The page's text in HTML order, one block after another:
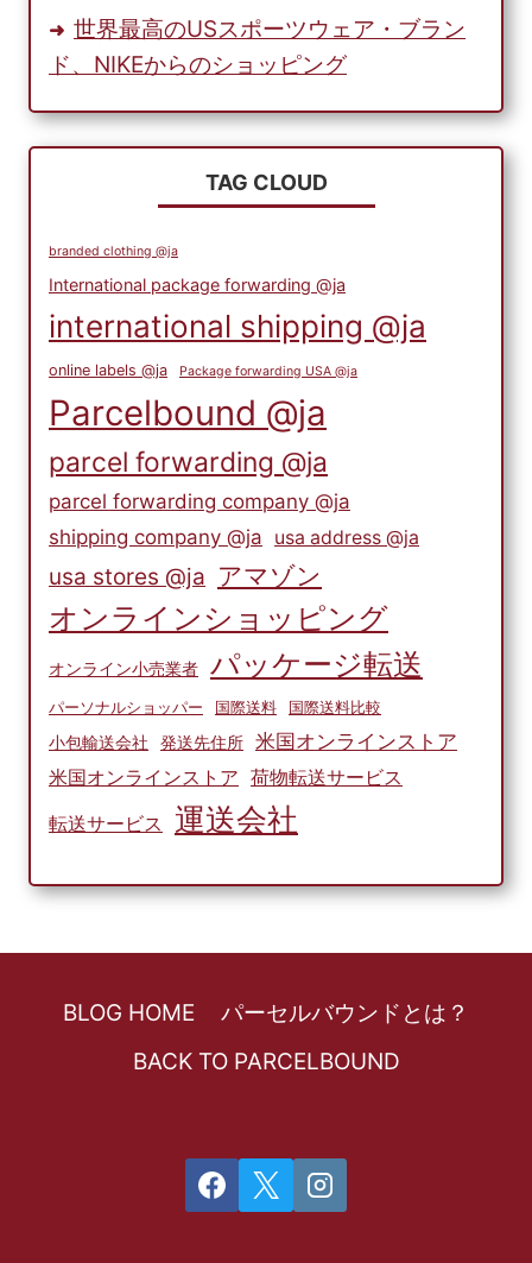
世界最高のUSスポーツウェア・ブラン
ド、NIKEからのショッピング
TAG CLOUD
branded clothing @ja
International package forwarding @ja
international shipping @ja
online labels @ja Package forwarding USA @ja
Parcelbound @ja
parcel forwarding @ja
parcel forwarding company @ja
shipping company @ja
usa address @ja
usa stores @ja アマゾン
オンラインショッピング
オンライン小売業者 パッケージ転送
パーソナルショッパー 国際送料 国際送料比較
小包輸送会社 発送先住所 米国オンラインストア
米国オンラインストア 荷物転送サービス
転送サービス 運送会社
BLOG HOME
パーセルバウンドとは？
BACK TO PARCELBOUND